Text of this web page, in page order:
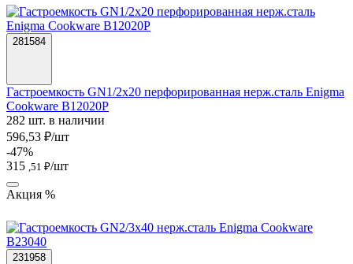
281584
Гастроемкость GN1/2х20 перфорированная нерж.сталь Enigma
Cookware B12020P
282 шт. в наличии
596,53 ₽/шт
-47%
315 ,51 ₽/шт
Акция %
231958